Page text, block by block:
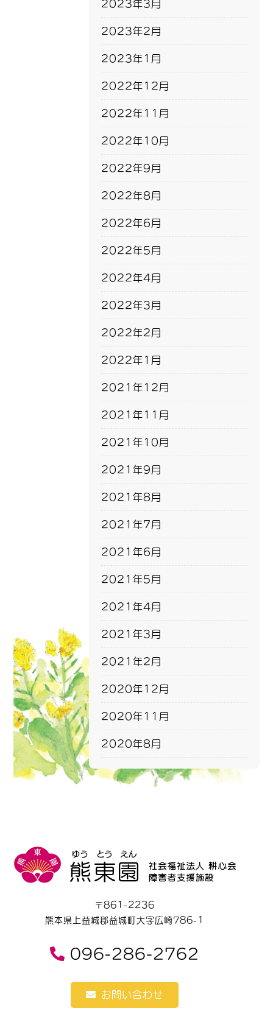
2023年3月
2023年2月
2023年1月
2022年12月
2022年11月
2022年10月
2022年9月
2022年8月
2022年6月
2022年5月
2022年4月
2022年3月
2022年2月
2022年1月
2021年12月
2021年11月
2021年10月
2021年9月
2021年8月
2021年7月
2021年6月
2021年5月
2021年4月
2021年3月
2021年2月
2020年12月
2020年11月
2020年8月
〒861-2236
熊本県上益城郡益城町大字広崎786-1
096-286-2762
お問い合わせ